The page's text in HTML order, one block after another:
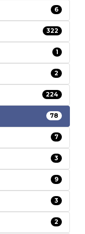
6
322
1
2
224
78
7
3
9
3
2